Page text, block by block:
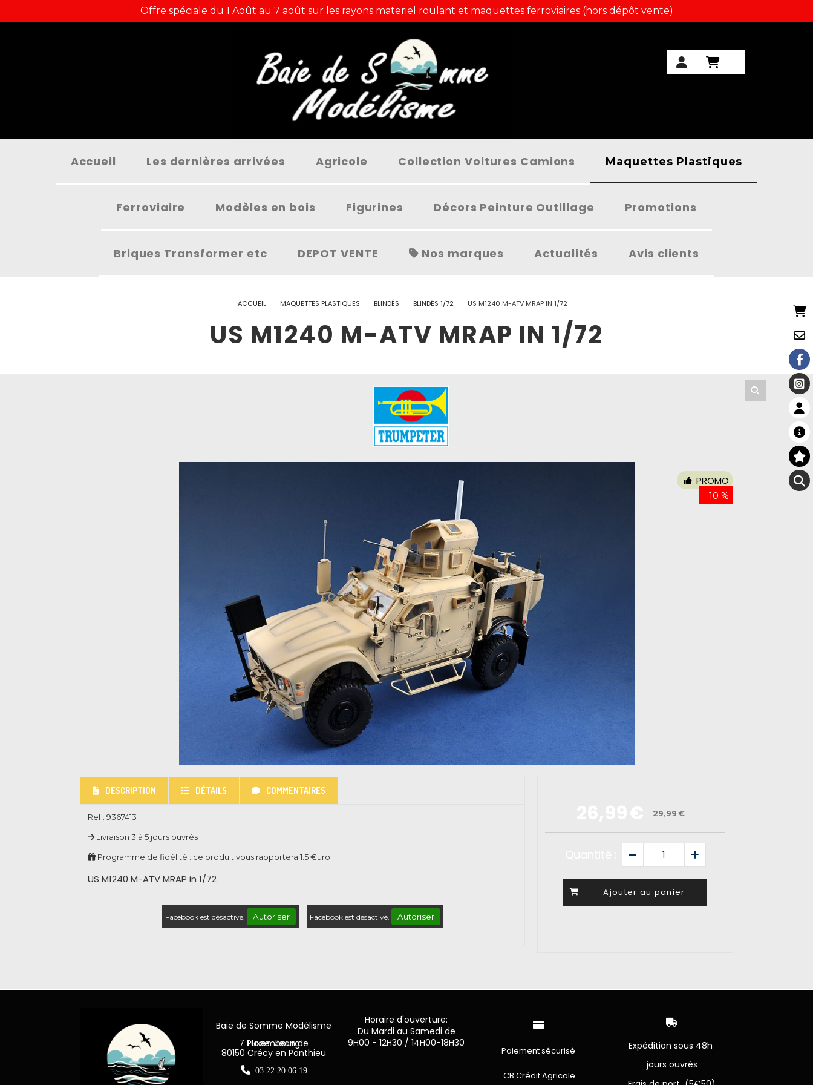
Offre spéciale du 1 Août au 7 août sur les rayons materiel roulant et maquettes ferroviaires (hors dépôt vente)
Accueil Les dernières arrivées Agricole Collection Voitures Camions Maquettes Plastiques
Ferroviaire Modèles en bois Figurines Décors Peinture Outillage Promotions
Briques Transformer etc DEPOT VENTE Nos marques Actualités Avis clients
ACCUEIL MAQUETTES PLASTIQUES BLINDÉS BLINDÉS 1/72 US M1240 M-ATV MRAP IN 1/72
US M1240 M-ATV MRAP IN 1/72
PROMO
- 10 %
29,99€
Ajouter au panier
DESCRIPTION DÉTAILS COMMENTAIRES
Ref : 9367413
Livraison 3 à 5 jours ouvrés
Programme de fidélité : ce produit vous rapportera 1.5€uro.
US M1240 M-ATV MRAP in 1/72
Facebook est désactivé. Autoriser Facebook est désactivé. Autoriser
Baie de Somme Modélisme
7 Place Jean de Luxembourg
80150 Crécy en Ponthieu
 03 22 20 06 19
Horaire d'ouverture:
Du Mardi au Samedi de
9H00 - 12H30 / 14H00-18H30

Paiement sécurisé
CB Crédit Agricole

Expédition sous 48h
jours ouvrés